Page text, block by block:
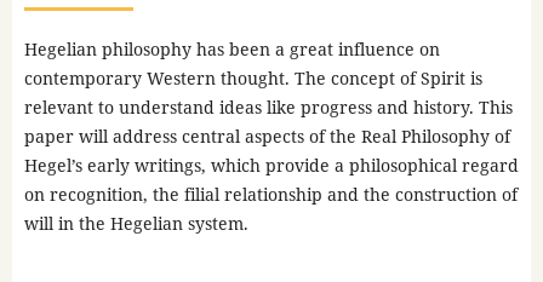
Hegelian philosophy has been a great influence on
contemporary Western thought. The concept of Spirit is
relevant to understand ideas like progress and history. This
paper will address central aspects of the Real Philosophy of
Hegel’s early writings, which provide a philosophical regard
on recognition, the filial relationship and the construction of
will in the Hegelian system.